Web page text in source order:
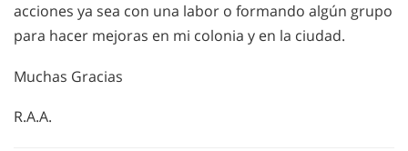
acciones ya sea con una labor o formando algún grupo
para hacer mejoras en mi colonia y en la ciudad.
Muchas Gracias
R.A.A.